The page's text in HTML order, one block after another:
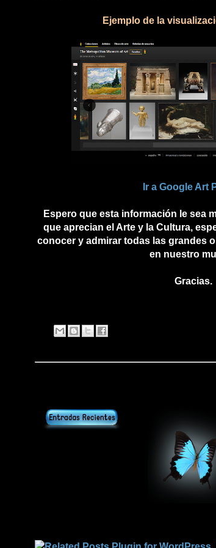
Ejemplo de la
Ir a Google Art
Espero que esta información le sea
que aprecian el Arte y la Cultura,
conocer y admirar todas las grandes
en nuestro
Gracias.